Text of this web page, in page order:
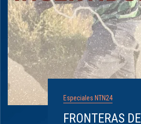
Especiales NTN24
FRONTERAS DE